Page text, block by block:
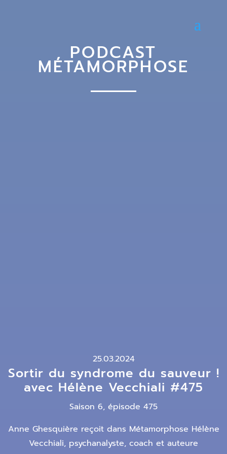
PODCAST
MÉTAMORPHOSE
25.03.2024
Sortir du syndrome du sauveur !
avec Hélène Vecchiali #475
Saison 6, épisode 475
Anne Ghesquière reçoit dans Métamorphose Hélène
Vecchiali, psychanalyste, coach et auteure